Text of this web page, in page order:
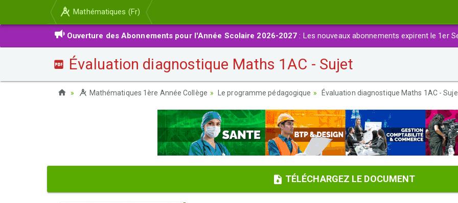
Mathématiques (Fr)
Ouverture des Abonnements pour l'Année Scolaire 2026-2027 : Les nouveaux abonnements expirent le 1er
Évaluation diagnostique Maths 1AC - Sujet
Mathématiques 1ère Année Collège Le programme pédagogique Évaluation diagnostique Maths 1AC -
TÉLÉCHARGEZ LE DOCUMENT